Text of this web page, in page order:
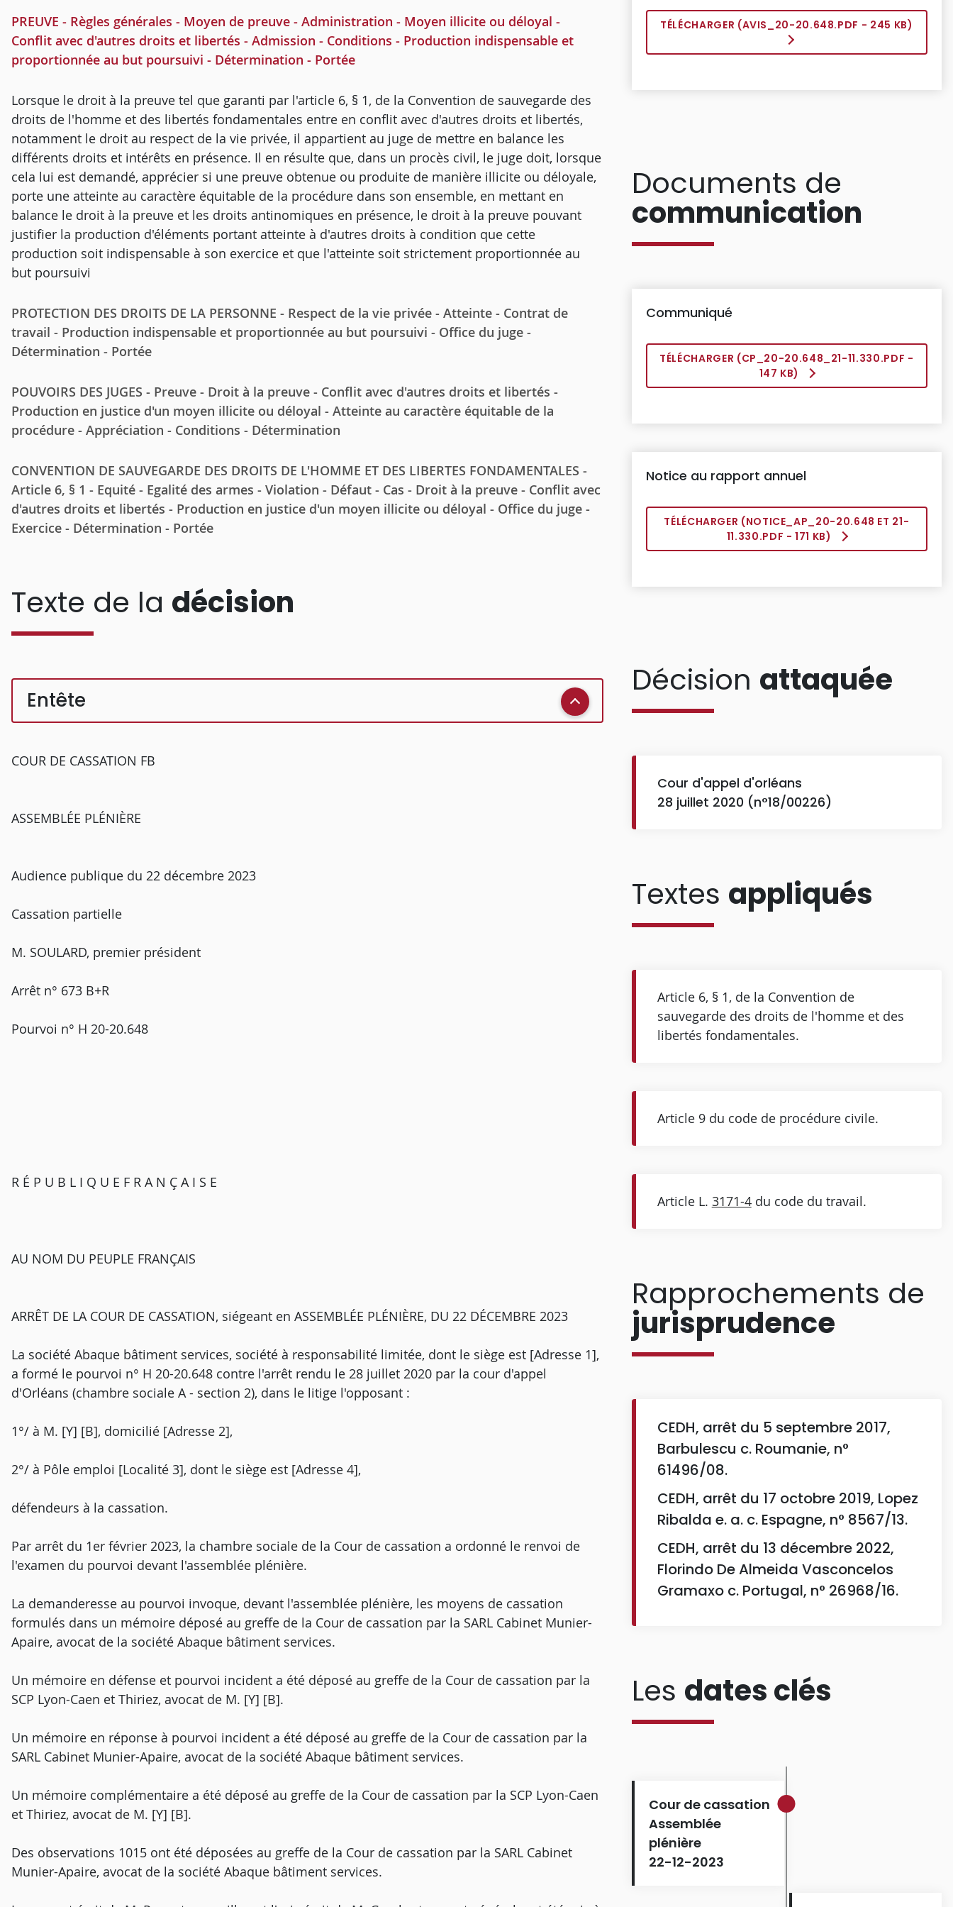
PREUVE - Règles générales - Moyen de preuve - Administration - Moyen illicite ou déloyal -
Conflit avec d'autres droits et libertés - Admission - Conditions - Production indispensable et
proportionnée au but poursuivi - Détermination - Portée
Lorsque le droit à la preuve tel que garanti par l'article 6, § 1, de la Convention de sauvegarde des
droits de l'homme et des libertés fondamentales entre en conflit avec d'autres droits et libertés,
notamment le droit au respect de la vie privée, il appartient au juge de mettre en balance les
différents droits et intérêts en présence. Il en résulte que, dans un procès civil, le juge doit, lorsque
cela lui est demandé, apprécier si une preuve obtenue ou produite de manière illicite ou déloyale,
porte une atteinte au caractère équitable de la procédure dans son ensemble, en mettant en
balance le droit à la preuve et les droits antinomiques en présence, le droit à la preuve pouvant
justifier la production d'éléments portant atteinte à d'autres droits à condition que cette
production soit indispensable à son exercice et que l'atteinte soit strictement proportionnée au
but poursuivi
PROTECTION DES DROITS DE LA PERSONNE - Respect de la vie privée - Atteinte - Contrat de
travail - Production indispensable et proportionnée au but poursuivi - Office du juge -
Détermination - Portée
POUVOIRS DES JUGES - Preuve - Droit à la preuve - Conflit avec d'autres droits et libertés -
Production en justice d'un moyen illicite ou déloyal - Atteinte au caractère équitable de la
procédure - Appréciation - Conditions - Détermination
CONVENTION DE SAUVEGARDE DES DROITS DE L'HOMME ET DES LIBERTES FONDAMENTALES -
Article 6, § 1 - Equité - Egalité des armes - Violation - Défaut - Cas - Droit à la preuve - Conflit avec
d'autres droits et libertés - Production en justice d'un moyen illicite ou déloyal - Office du juge -
Exercice - Détermination - Portée
Texte de la décision
Entête
COUR DE CASSATION FB
ASSEMBLÉE PLÉNIÈRE
Audience publique du 22 décembre 2023
Cassation partielle
M. SOULARD, premier président
Arrêt n° 673 B+R
Pourvoi n° H 20-20.648
R É P U B L I Q U E F R A N Ç A I S E
AU NOM DU PEUPLE FRANÇAIS
ARRÊT DE LA COUR DE CASSATION, siégeant en ASSEMBLÉE PLÉNIÈRE, DU 22 DÉCEMBRE 2023
La société Abaque bâtiment services, société à responsabilité limitée, dont le siège est [Adresse 1],
a formé le pourvoi n° H 20-20.648 contre l'arrêt rendu le 28 juillet 2020 par la cour d'appel
d'Orléans (chambre sociale A - section 2), dans le litige l'opposant :
1°/ à M. [Y] [B], domicilié [Adresse 2],
2°/ à Pôle emploi [Localité 3], dont le siège est [Adresse 4],
défendeurs à la cassation.
Par arrêt du 1er février 2023, la chambre sociale de la Cour de cassation a ordonné le renvoi de
l'examen du pourvoi devant l'assemblée plénière.
La demanderesse au pourvoi invoque, devant l'assemblée plénière, les moyens de cassation
formulés dans un mémoire déposé au greffe de la Cour de cassation par la SARL Cabinet Munier-
Apaire, avocat de la société Abaque bâtiment services.
Un mémoire en défense et pourvoi incident a été déposé au greffe de la Cour de cassation par la
SCP Lyon-Caen et Thiriez, avocat de M. [Y] [B].
Un mémoire en réponse à pourvoi incident a été déposé au greffe de la Cour de cassation par la
SARL Cabinet Munier-Apaire, avocat de la société Abaque bâtiment services.
Un mémoire complémentaire a été déposé au greffe de la Cour de cassation par la SCP Lyon-Caen
et Thiriez, avocat de M. [Y] [B].
Des observations 1015 ont été déposées au greffe de la Cour de cassation par la SARL Cabinet
Munier-Apaire, avocat de la société Abaque bâtiment services.
TÉLÉCHARGER (AVIS_20-20.648.PDF - 245 KB)
Documents de
communication
Communiqué
TÉLÉCHARGER (CP_20-20.648_21-11.330.PDF -
147 KB)
Notice au rapport annuel
TÉLÉCHARGER (NOTICE_AP_20-20.648 ET 21-
11.330.PDF - 171 KB)
Décision attaquée
Cour d'appel d'orléans
28 juillet 2020 (n°18/00226)
Textes appliqués
Article 6, § 1, de la Convention de
sauvegarde des droits de l'homme et des
libertés fondamentales.
Article 9 du code de procédure civile.
Article L. 3171-4du code du travail.
Rapprochements de
jurisprudence
CEDH, arrêt du 5 septembre 2017,
Barbulescu c. Roumanie, n°
61496/08.
CEDH, arrêt du 17 octobre 2019, Lopez
Ribalda e. a. c. Espagne, n° 8567/13.
CEDH, arrêt du 13 décembre 2022,
Florindo De Almeida Vasconcelos
Gramaxo c. Portugal, n° 26968/16.
Les dates clés
Cour de cassation
Assemblée
plénière
22-12-2023